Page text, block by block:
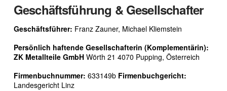
Geschäftsführung & Gesellschafter
Geschäftsführer: Franz Zauner, Michael Kliemstein
Persönlich haftende Gesellschafterin (Komplementärin):
ZK Metallteile GmbHWörth 21 4070 Pupping, Österreich
Firmenbuchnummer: 633149b Firmenbuchgericht:
Landesgericht Linz